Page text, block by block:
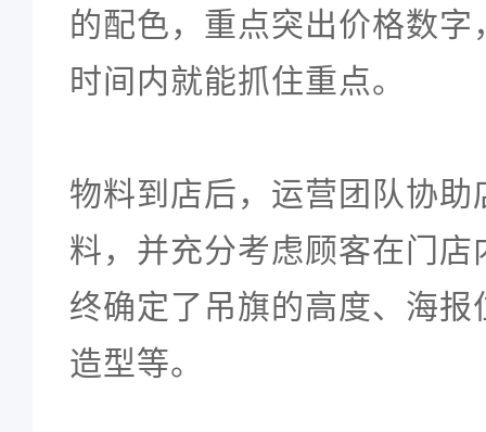
的配色，重点突出价格数
时间内就能抓住重点。
物料到店后，运营团队协
料，并充分考虑顾客在门
终确定了吊旗的高度、海
造型等。